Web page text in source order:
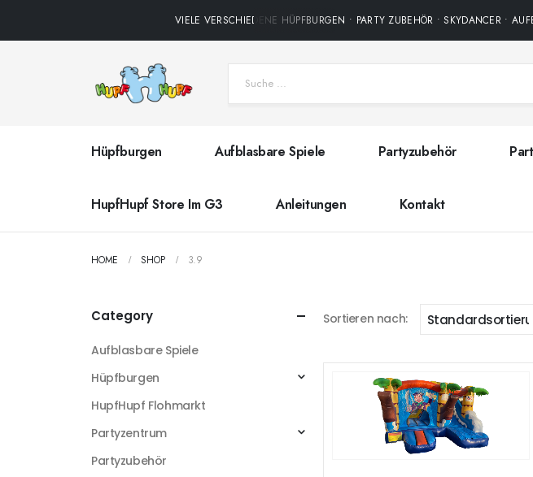
VIELE VERSCHIEDENE HÜPFBURGEN • PARTY ZUBEHÖR • SKYDANCER •
Hüpfburgen Aufblasbare Spiele Partyzubehör
HupfHupf Store Im G3 Anleitungen Kontakt
HOME SHOP 3.9
Sortieren nach:
Category
Aufblasbare Spiele
Hüpfburgen
HupfHupf Flohmarkt
Partyzentrum
Partyzubehör